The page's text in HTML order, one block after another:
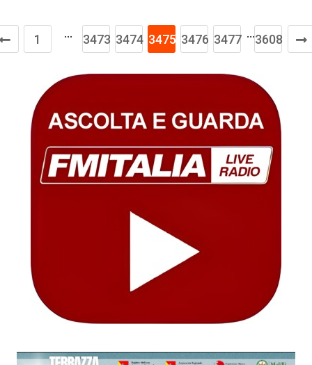
1 … 3473 3474 3475 3476 3477 …3608